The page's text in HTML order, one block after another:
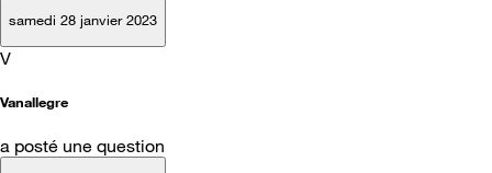
samedi 28 janvier 2023
V
Vanallegre
a posté une question